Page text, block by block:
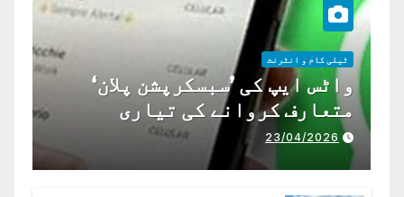
ٹیلی کام و انٹرنٹ
واٹس ایپ کی ’سبسکرپشن پلان‘
متعارف کروانے کی تیاری
23/04/2026